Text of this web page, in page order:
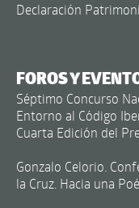
Declaración
FOROS Y
Séptimo Concurso
Entorno al Código
Cuarta Edición del
Gonzalo Celorio.
la Cruz. Hacia una